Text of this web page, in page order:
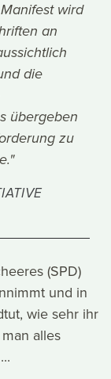
wird
an
die
übergeben
zu
(SPD)
und in
wie sehr ihr
alles